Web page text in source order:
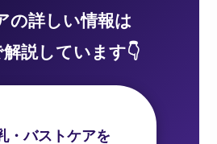
の詳しい情報は
説しています👇
・バストケアを